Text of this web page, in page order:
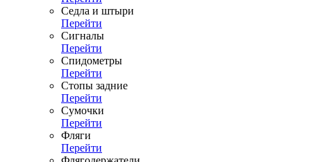
Седла и штыри
Перейти
Сигналы
Перейти
Спидометры
Перейти
Стопы задние
Перейти
Сумочки
Перейти
Фляги
Перейти